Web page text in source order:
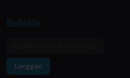
Buletin
Langgan